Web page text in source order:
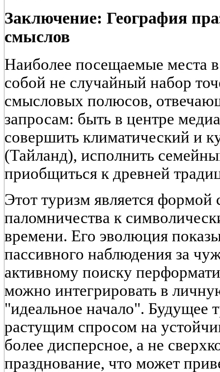
Заключение: География
смыслов
Наиболее посещаемые места
собой не случайный набор
смысловых полюсов,
запросам: быть в центре
совершить климатический и
(Тайланд), исполнить
приобщиться к древней
Этот туризм является формой
паломничества к
времени. Его эволюция
пассивного наблюдения за
активному поиску
можно интегрировать в
"идеальное начало". Будущее
растущим спросом на
более дисперсное, а не
празднование, что может